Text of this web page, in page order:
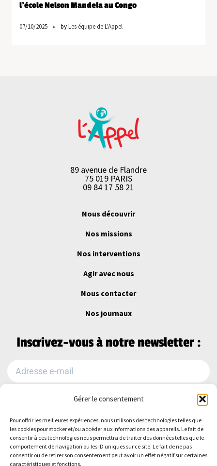
Gérer le consentement
Pour offrir les meilleures expériences, nous utilisons des technologies telles que
les cookies pour stocker et/ou accéder aux informations des appareils. Le fait de
consentir à ces technologies nous permettra de traiter des données telles que le
comportement de navigation ou les ID uniques sur ce site. Le fait de ne pas
consentir ou de retirer son consentement peut avoir un effet négatif sur certaines
caractéristiques et fonctions.
l’école Nelson Mandela au Congo
07/10/2025 byLes équipe de L'Appel
89 avenue de Flandre
75 019 PARIS
09 84 17 58 21
Nous découvrir
Nos missions
Nos interventions
Agir avec nous
Nous contacter
Nos journaux
Inscrivez-vous à notre newsletter :
Je m'abonne
Alternative:
Suivez-nous sur :